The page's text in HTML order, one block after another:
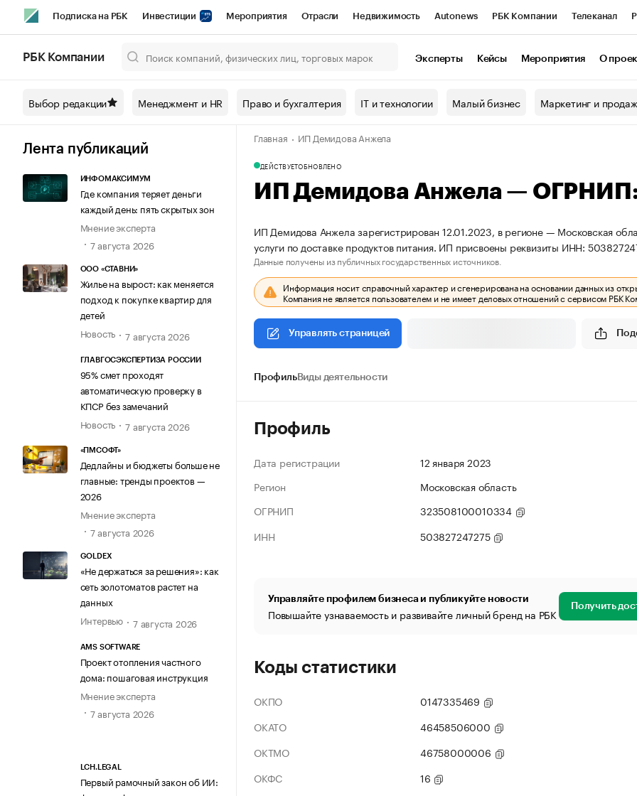
Подписка на РБК Инвестиции Мероприятия Отрасли Недвижимость Autonews РБК Компании Телеканал
Спецпроекты СПб Конференции СПб Спецпроекты Проверка контрагентов
Технологии и медиа Рынок наличной валюты
РБК Компании Эксперты Кейсы Мероприятия О
Выбор редакции Менеджмент и HR Право и бухгалтерия IT и технологии Малый бизнес Маркетинг и
Лента публикаций
ИНФОМАКСИМУМ
Где компания теряет деньги
каждый день: пять скрытых зон
Мнение эксперта
7 августа 2026
ООО «СТАВНИ»
Жилье на вырост: как меняется
подход к покупке квартир для
детей
Новость
7 августа 2026
ГЛАВГОСЭКСПЕРТИЗА РОССИИ
95% смет проходят
автоматическую проверку в
КПСР без замечаний
Новость
7 августа 2026
«ПМСОФТ»
Дедлайны и бюджеты больше не
главные: тренды проектов —
2026
Мнение эксперта
7 августа 2026
GOLDEX
«Не держаться за решения»: как
сеть золотоматов растет на
данных
Интервью
7 августа 2026
AMS SOFTWARE
Проект отопления частного
дома: пошаговая инструкция
Мнение эксперта
7 августа 2026
LCH.LEGAL
Первый рамочный закон об ИИ:
Главная ИП Демидова Анжела
ДЕЙСТВУЕТОБНОВЛЕНО
ИП Демидова Анжела —
ИП Демидова Анжела зарегистрирован 12.01.2023, в регионе — Московская
услуги по доставке продуктов питания. ИП присвоены реквизиты ИНН:
Данные получены из публичных государственных источников.
Информация носит справочный характер и сгенерирована на основании данных из
Компания не является пользователем и не имеет деловых отношений с сервисом РБК
Управлять страницей
ПрофильВиды деятельности
Профиль
Дата регистрации
12 января 2023
Регион
Московская область
ОГРНИП
323508100010334
ИНН
503827247275
Управляйте профилем бизнеса и публикуйте новости
Повышайте узнаваемость и развивайте личный бренд на РБК Получить
Коды статистики
ОКПО
0147335469
ОКАТО
46458506000
ОКТМО
46758000006
ОКФС
16